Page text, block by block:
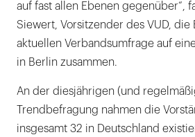
auf fast allen Ebenen gegenüber“,
Siewert, Vorsitzender des VUD, die
aktuellen Verbandsumfrage auf
in Berlin zusammen.
An der diesjährigen (und
Trendbefragung nahmen die
insgesamt 32 in Deutschland